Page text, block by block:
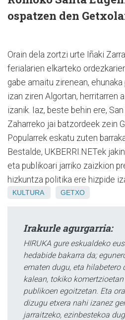
ospatzen den
Orain dela zortzi urte Iñaki
ferialarien elkarteko
gabe amaitu zirenean,
izan ziren Algortan, herritarren
izanik. Iaz, beste behin ere,
Zaharreko jai batzordeek zein
Popularrek eskatu zuten
Bestalde, UKBERRI.NETek
eta publikoari jarriko zaizkion
hizkuntza politika ere hizpide
KULTURA GETXO
Irakurle agurgarria:
HIRUKA gure eskualdeko
hedabide bakarra da;
ematen dugu, eta hilabetero
kalean, tokiko
publikoen egoitzetan. Eta
dizugu etxera nahi izanez
jarraitzeko, ezinbestekoa